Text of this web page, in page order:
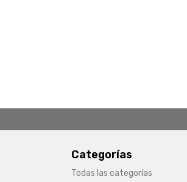
Categorías
Todas las categorías